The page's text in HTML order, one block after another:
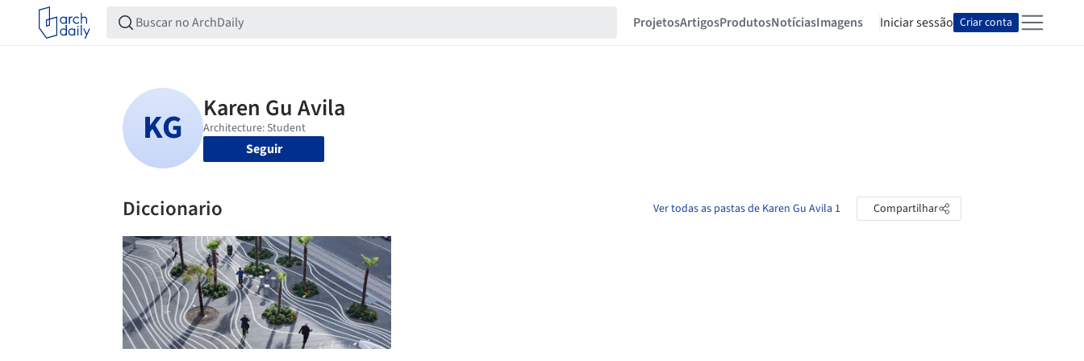
ProjetosArtigosProdutosNotíciasImagens Iniciar sessão Criar conta
Seguir
Diccionario Ver todas as pastas de Karen Gu Avila 1 Compartilhar